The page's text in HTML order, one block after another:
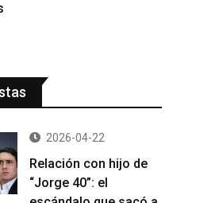
2026-04-22
Relación con hijo de
“Jorge 40”: el